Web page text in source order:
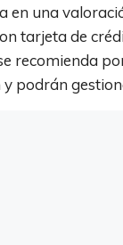
en una
tarjeta de
recomienda
podrán